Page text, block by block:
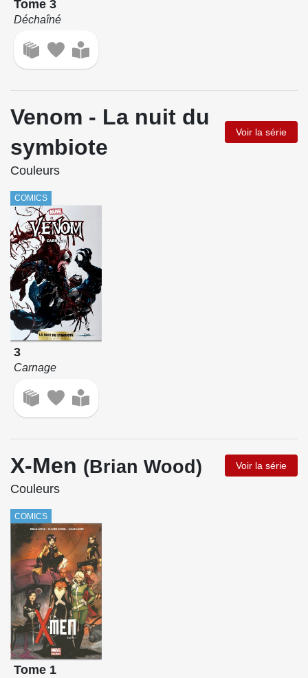
Tome 3
Déchaîné
Venom - La nuit du
symbiote
Voir la série
Couleurs
COMICS
3
Carnage
X-Men (Brian Wood) Voir la série
Couleurs
COMICS
Tome 1